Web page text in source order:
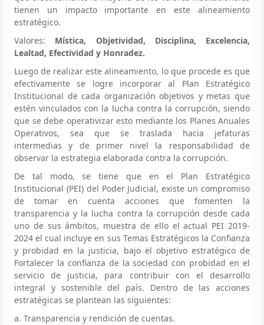
tienen un impacto importante en este alineamiento
estratégico.
Valores: Mística, Objetividad, Disciplina, Excelencia,
Lealtad, Efectividad y Honradez.
Luego de realizar este alineamiento, lo que procede es que
efectivamente se logre incorporar al Plan Estratégico
Institucional de cada organización objetivos y metas que
estén vinculados con la lucha contra la corrupción, siendo
que se debe operativizar esto mediante los Planes Anuales
Operativos, sea que se traslada hacia jefaturas
intermedias y de primer nivel la responsabilidad de
observar la estrategia elaborada contra la corrupción.
De tal modo, se tiene que en el Plan Estratégico
Institucional (PEI) del Poder Judicial, existe un compromiso
de tomar en cuenta acciones que fomenten la
transparencia y la lucha contra la corrupción desde cada
uno de sus ámbitos, muestra de ello el actual PEI 2019-
2024 el cual incluye en sus Temas Estratégicos la Confianza
y probidad en la justicia, bajo el objetivo estratégico de
Fortalecer la confianza de la sociedad con probidad en el
servicio de justicia, para contribuir con el desarrollo
integral y sostenible del país. Dentro de las acciones
estratégicas se plantean las siguientes:
a. Transparencia y rendición de cuentas.